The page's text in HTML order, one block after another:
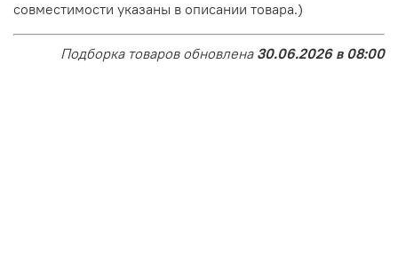
совместимости указаны в описании товара.)
Подборка товаров обновлена 30.06.2026 в 08:00